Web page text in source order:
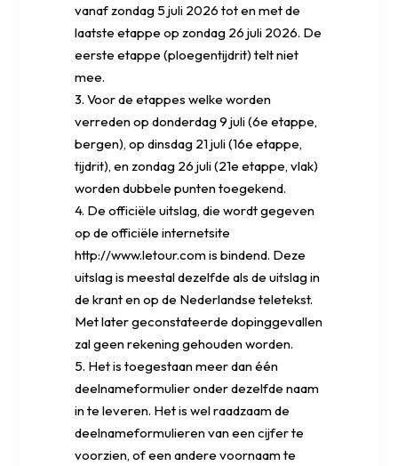
vanaf zondag 5 juli 2026 tot en met de
laatste etappe op zondag 26 juli 2026. De
eerste etappe (ploegentijdrit) telt niet
mee.
3. Voor de etappes welke worden
verreden op donderdag 9 juli (6e etappe,
bergen), op dinsdag 21 juli (16e etappe,
tijdrit), en zondag 26 juli (21e etappe, vlak)
worden dubbele punten toegekend.
4. De officiële uitslag, die wordt gegeven
op de officiële internetsite
http://www.letour.com is bindend. Deze
uitslag is meestal dezelfde als de uitslag in
de krant en op de Nederlandse teletekst.
Met later geconstateerde dopinggevallen
zal geen rekening gehouden worden.
5. Het is toegestaan meer dan één
deelnameformulier onder dezelfde naam
in te leveren. Het is wel raadzaam de
deelnameformulieren van een cijfer te
voorzien, of een andere voornaam te